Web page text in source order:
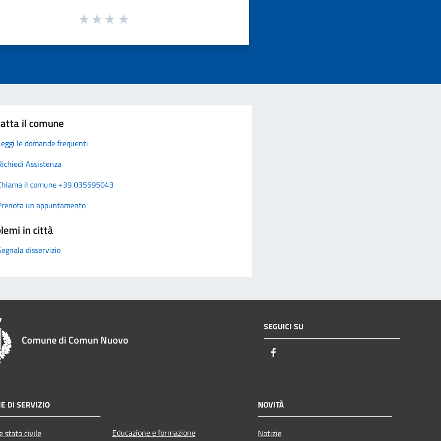
il comune
le domande frequenti
Assistenza
il comune +39 035595043
un appuntamento
in città
disservizio
Comune di Comun Nuovo
SEGUICI SU
DI SERVIZIO
stato civile Educazione e formazione
NOVITÀ
Notizie